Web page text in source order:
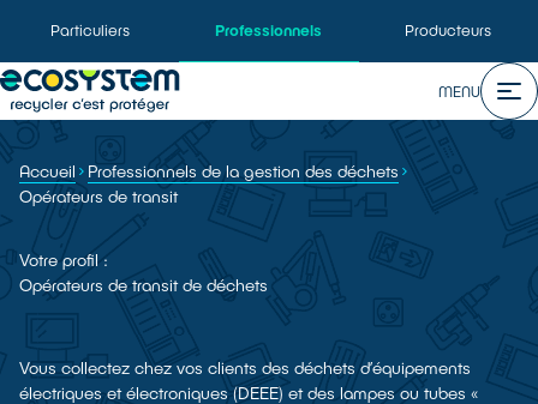
Particuliers Professionnels Producteurs
MENU
Accueil
Professionnels de la gestion des déchets
Opérateurs de transit
Votre profil :
Opérateurs de transit de déchets
Vous collectez chez vos clients des déchets d’équipements
électriques et électroniques (DEEE) et des lampes ou tubes «